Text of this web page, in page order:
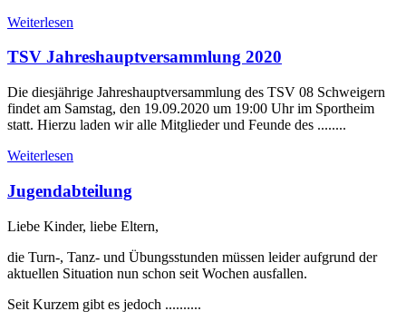
Weiterlesen
TSV Jahreshauptversammlung 2020
Die diesjährige Jahreshauptversammlung des TSV 08 Schweigern
findet am Samstag, den 19.09.2020 um 19:00 Uhr im Sportheim
statt. Hierzu laden wir alle Mitglieder und Feunde des ........
Weiterlesen
Jugendabteilung
Liebe Kinder, liebe Eltern,
die Turn-, Tanz- und Übungsstunden müssen leider aufgrund der
aktuellen Situation nun schon seit Wochen ausfallen.
Seit Kurzem gibt es jedoch ..........